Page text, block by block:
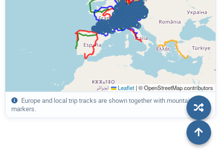
Herbstliches Deutschland - Von Flensburg nach Karlsruhe 2014
Ein Kurzurlaub zwischen Alpen, Bodensee und Donau 2013
Frankreich im Mai 2013 - Sonne, Regen, Hagel und Schnee
Island per Rad 2013 - Kurzfassung und Übersicht
Von Karlsruhe nach Konstanz - Vogesen, Rhein und Bodensee 2013
Hamburg, Harz, Hessen - Ostern 2012
Leaflet |© OpenStreetMap contributors
Europe and local trip tracks are shown together with mountain pass
markers.